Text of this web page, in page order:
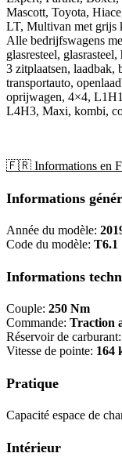
Mascott, Toyota,
LT, Multivan met grijs
Alle bedrijfswagens
glasresteel,
3 zitplaatsen, laadbak,
transportauto,
oprijwagen, 4×4,
L4H3, Maxi, kombi,
🇫🇷 Informations en
Informations
Année du modèle:
Code du modèle: T6.1
Informations
Couple: 250 Nm
Commande: Traction
Réservoir de carburant:
Vitesse de pointe: 164
Pratique
Capacité espace de
Intérieur